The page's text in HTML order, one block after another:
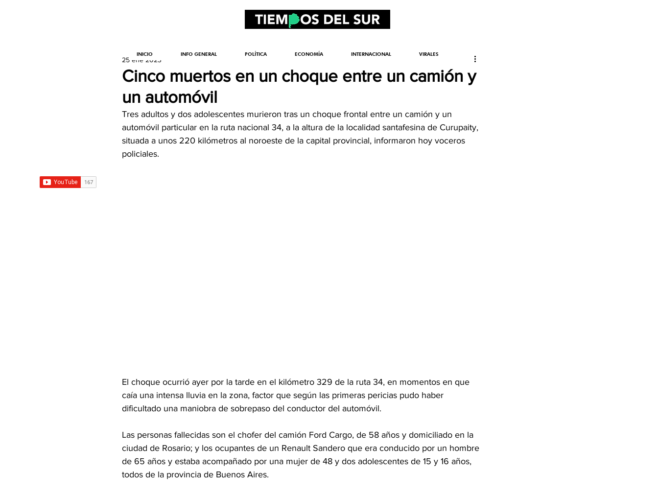
Cinco muertos en un choque entre un camión y
un automóvil
25 ene 2023
Tres adultos y dos adolescentes murieron tras un choque frontal entre un camión y un
automóvil particular en la ruta nacional 34, a la altura de la localidad santafesina de Curupaity,
situada a unos 220 kilómetros al noroeste de la capital provincial, informaron hoy voceros
policiales.
El choque ocurrió ayer por la tarde en el kilómetro 329 de la ruta 34, en momentos en que
caía una intensa lluvia en la zona, factor que según las primeras pericias pudo haber
dificultado una maniobra de sobrepaso del conductor del automóvil.
Las personas fallecidas son el chofer del camión Ford Cargo, de 58 años y domiciliado en la
ciudad de Rosario; y los ocupantes de un Renault Sandero que era conducido por un hombre
de 65 años y estaba acompañado por una mujer de 48 y dos adolescentes de 15 y 16 años,
todos de la provincia de Buenos Aires.
INICIO INFO GENERAL POLÍTICA ECONOMÍA INTERNACIONAL VIRALES